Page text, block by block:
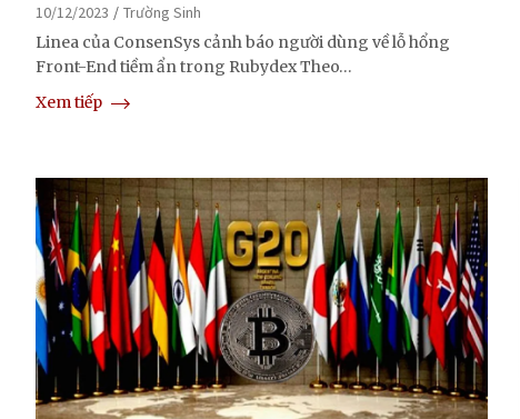
10/12/2023
Trường Sinh
Linea của ConsenSys cảnh báo người dùng về lỗ hổng
Front-End tiềm ẩn trong Rubydex Theo…
Xem tiếp